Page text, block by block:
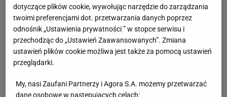
dotyczące plików cookie, wywołując narzędzie do zarządzania
twoimi preferencjami dot. przetwarzania danych poprzez
odnośnik „Ustawienia prywatności ” w stopce serwisu i
przechodząc do „Ustawień Zaawansowanych”. Zmiana
ustawień plików cookie możliwa jest także za pomocą ustawień
przeglądarki.
My, nasi Zaufani Partnerzy i Agora S.A. możemy przetwarzać
dane osobowe w następujących celach: